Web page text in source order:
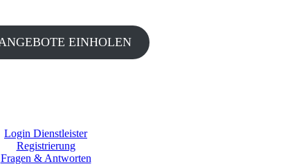
EINHOLEN
Login Dienstleister
Registrierung
Fragen & Antworten